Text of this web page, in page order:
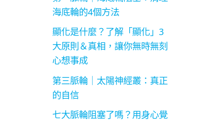
海底輪的4個方法
顯化是什麼？了解「顯化」3
大原則＆真相，讓你無時無刻
心想事成
第三脈輪｜太陽神經叢：真正
的自信
七大脈輪阻塞了嗎？用身心覺